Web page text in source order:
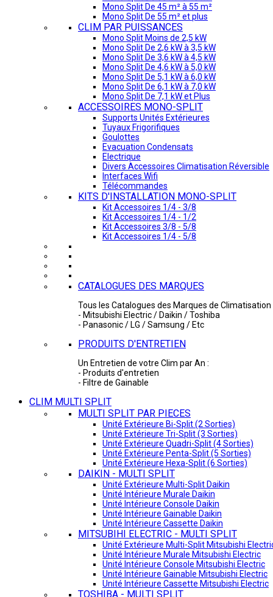
Mono Split De 45 m² à 55 m²
Mono Split De 55 m² et plus
CLIM PAR PUISSANCES
Mono Split Moins de 2,5 kW
Mono Split De 2,6 kW à 3,5 kW
Mono Split De 3,6 kW à 4,5 kW
Mono Split De 4,6 kW à 5,0 kW
Mono Split De 5,1 kW à 6,0 kW
Mono Split De 6,1 kW à 7,0 kW
Mono Split De 7,1 kW et Plus
ACCESSOIRES MONO-SPLIT
Supports Unités Extérieures
Tuyaux Frigorifiques
Goulottes
Evacuation Condensats
Electrique
Divers Accessoires Climatisation Réversible
Interfaces Wifi
Télécommandes
KITS D'INSTALLATION MONO-SPLIT
Kit Accessoires 1/4 - 3/8
Kit Accessoires 1/4 - 1/2
Kit Accessoires 3/8 - 5/8
Kit Accessoires 1/4 - 5/8
CATALOGUES DES MARQUES
Tous les Catalogues des Marques de Climatisation
- Mitsubishi Electric / Daikin / Toshiba
- Panasonic / LG / Samsung / Etc
PRODUITS D'ENTRETIEN
Un Entretien de votre Clim par An :
- Produits d'entretien
- Filtre de Gainable
CLIM MULTI SPLIT
MULTI SPLIT PAR PIECES
Unité Extérieure Bi-Split (2 Sorties)
Unité Extérieure Tri-Split (3 Sorties)
Unité Extérieure Quadri-Split (4 Sorties)
Unité Extérieure Penta-Split (5 Sorties)
Unité Extérieure Hexa-Split (6 Sorties)
DAIKIN - MULTI SPLIT
Unité Extérieure Multi-Split Daikin
Unité Intérieure Murale Daikin
Unité Intérieure Console Daikin
Unité Intérieure Gainable Daikin
Unité Intérieure Cassette Daikin
MITSUBIHI ELECTRIC - MULTI SPLIT
Unité Extérieure Multi-Split Mitsubishi
Unité Intérieure Murale Mitsubishi Electric
Unité Intérieure Console Mitsubishi Electric
Unité Intérieure Gainable Mitsubishi Electric
Unité Intérieure Cassette Mitsubishi Electric
TOSHIBA - MULTI SPLIT